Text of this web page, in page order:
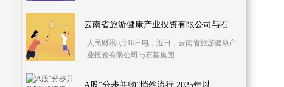
云南省旅游健康产业投资有限公司与石
人民财讯6月16日电，近日，云南省旅游健康产
业投资有限公司与石基集团
A股“分步并购”悄然流行 2025年以